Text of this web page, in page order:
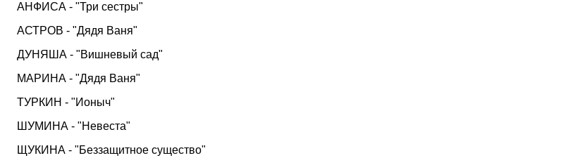
АНФИСА - "Три сестры"
АСТРОВ - "Дядя Ваня"
ДУНЯША - "Вишневый сад"
МАРИНА - "Дядя Ваня"
ТУРКИН - "Ионыч"
ШУМИНА - "Невеста"
ЩУКИНА - "Беззащитное существо"